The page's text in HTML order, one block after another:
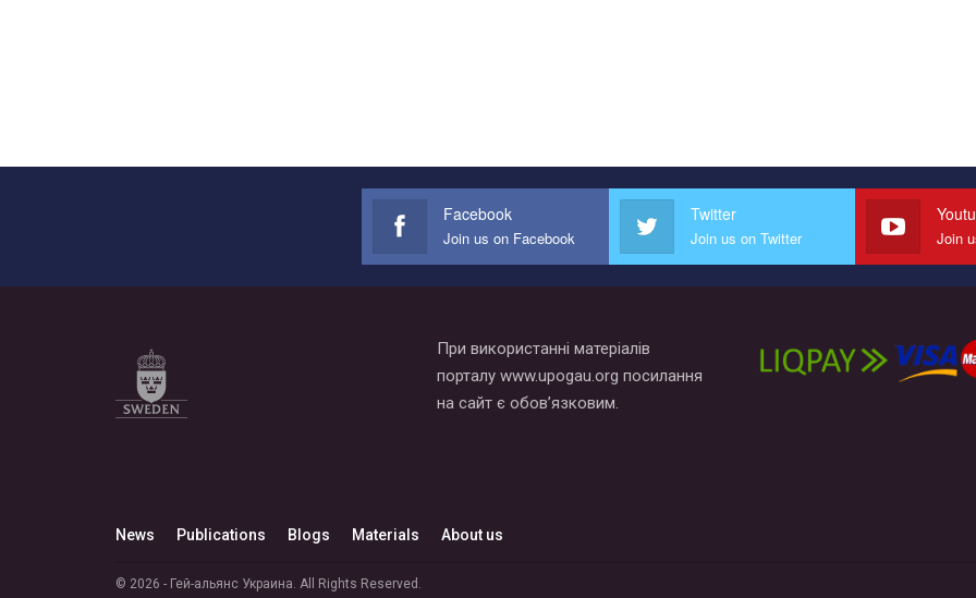
Facebook
Join us on Facebook
Twitter
Join us on Twitter Join
При використанні матеріалів
порталу www.upogau.org посилання
на сайт є обов’язковим.
News Publications Blogs Materials About us
© 2026 - Гей-альянс Украина. All Rights Reserved.